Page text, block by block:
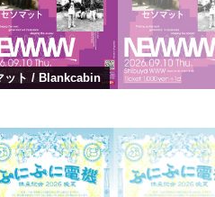
ット / Blankcabin